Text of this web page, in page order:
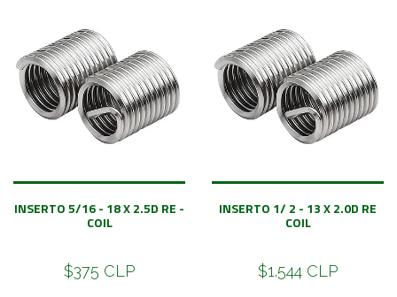
INSERTO 5/16 - 18 X 2.5D RE -
COIL
$375 CLP
INSERTO 1/ 2 - 13 X 2.0D RE
COIL
$1.544 CLP